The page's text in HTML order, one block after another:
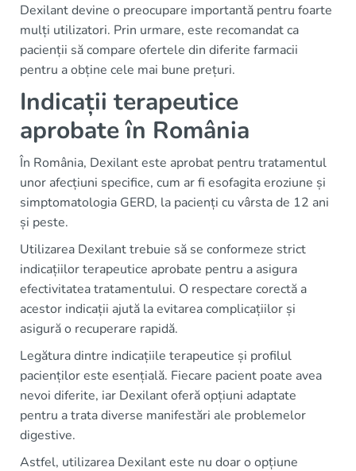
Dexilant devine o preocupare importantă pentru foarte
mulți utilizatori. Prin urmare, este recomandat ca
pacienții să compare ofertele din diferite farmacii
pentru a obține cele mai bune prețuri.
Indicații terapeutice
aprobate în România
În România, Dexilant este aprobat pentru tratamentul
unor afecțiuni specifice, cum ar fi esofagita eroziune și
simptomatologia GERD, la pacienți cu vârsta de 12 ani
și peste.
Utilizarea Dexilant trebuie să se conformeze strict
indicațiilor terapeutice aprobate pentru a asigura
efectivitatea tratamentului. O respectare corectă a
acestor indicații ajută la evitarea complicațiilor și
asigură o recuperare rapidă.
Legătura dintre indicațiile terapeutice și profilul
pacienților este esențială. Fiecare pacient poate avea
nevoi diferite, iar Dexilant oferă opțiuni adaptate
pentru a trata diverse manifestări ale problemelor
digestive.
Astfel, utilizarea Dexilant este nu doar o opțiune